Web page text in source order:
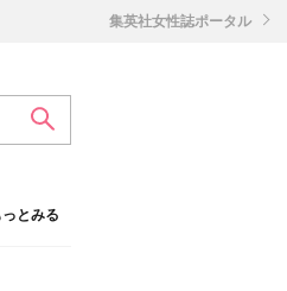
っとみる
集英社女性誌ポータル